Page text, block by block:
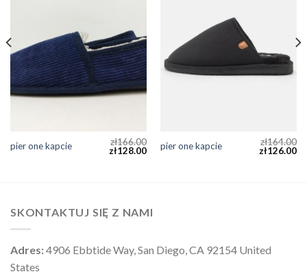
pier one kapcie zł166.00
zł128.00 pier one kapcie zł164.00
zł126.00
SKONTAKTUJ SIĘ Z NAMI
Adres:4906 Ebbtide Way, San Diego, CA 92154 United
States